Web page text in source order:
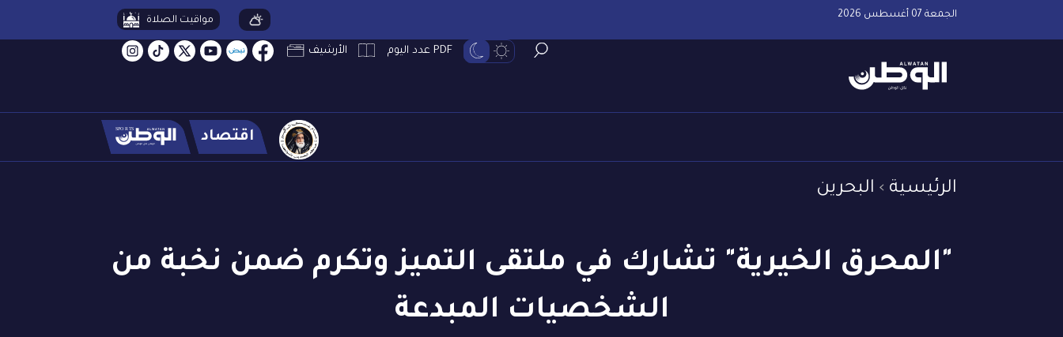
الجمعة 07 أغسطس 2026 مواقيت الصلاة
PDF عدد اليوم الأرشيف
اقتصاد
الرئيسية البحرين
"المحرق الخيرية" تشارك في ملتقى التميز وتكرم ضمن نخبة من
الشخصيات المبدعة